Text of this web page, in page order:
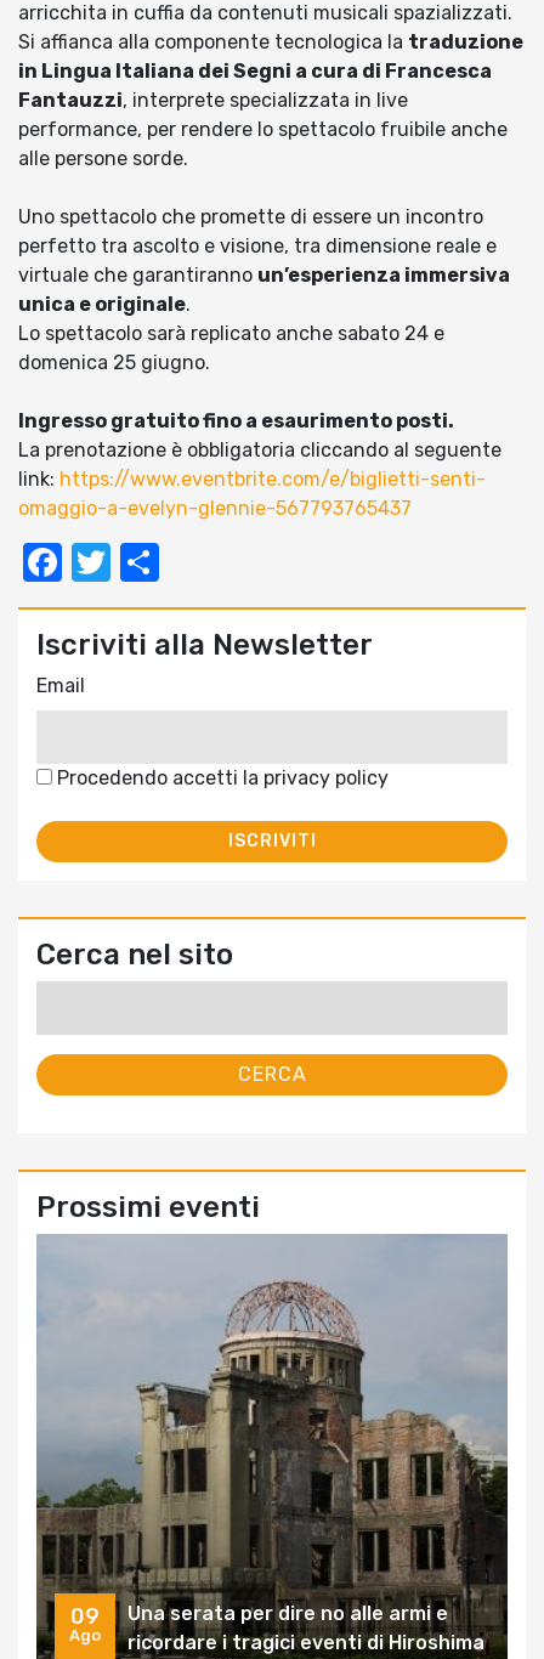
arricchita in cuffia da contenuti musicali spazializzati.
Si affianca alla componente tecnologica la traduzione
in Lingua Italiana dei Segni a cura di Francesca
Fantauzzi, interprete specializzata in live
performance, per rendere lo spettacolo fruibile anche
alle persone sorde.
Uno spettacolo che promette di essere un incontro
perfetto tra ascolto e visione, tra dimensione reale e
virtuale che garantiranno un’esperienza immersiva
unica e originale.
Lo spettacolo sarà replicato anche sabato 24 e
domenica 25 giugno.
Ingresso gratuito fino a esaurimento posti.
La prenotazione è obbligatoria cliccando al seguente
link: https://www.eventbrite.com/e/biglietti-senti-
omaggio-a-evelyn-glennie-567793765437
Facebook
Twitter
Iscriviti alla Newsletter
Email
Procedendo accetti la privacy policy
Cerca nel sito
Prossimi eventi
09
Ago
Una serata per dire no alle armi e
ricordare i tragici eventi di Hiroshima